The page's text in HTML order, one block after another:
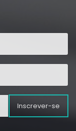
Inscrever-se